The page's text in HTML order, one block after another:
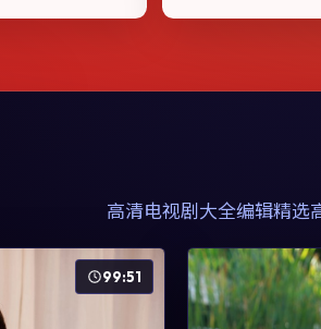
高清电视剧大全编辑精选
99:51